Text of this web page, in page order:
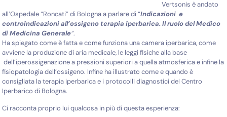
Vertsonis è andato
all’Ospedale “Roncati” di Bologna a parlare di “Indicazioni e
controindicazioni all’ossigeno terapia iperbarica. Il ruolo del Medico
di Medicina Generale“.
Ha spiegato come è fatta e come funziona una camera iperbarica, come
avviene la produzione di aria medicale, le leggi fisiche alla base
dell’iperossigenazione a pressioni superiori a quella atmosferica e infine la
fisiopatologia dell’ossigeno. Infine ha illustrato come e quando è
consigliata la terapia iperbarica e i protocolli diagnostici del Centro
Iperbarico di Bologna.
Ci racconta proprio lui qualcosa in più di questa esperienza: